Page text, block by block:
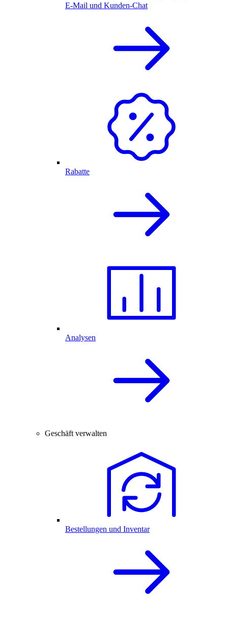
E-Mail und Kunden-Chat
Rabatte
Analysen
Geschäft verwalten
Bestellungen und Inventar